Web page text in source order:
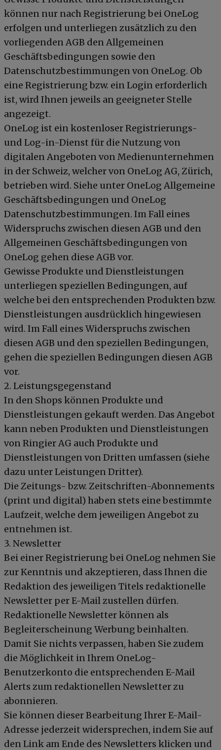
können nur nach Registrierung bei OneLog
erfolgen und unterliegen zusätzlich zu den
vorliegenden AGB den Allgemeinen
Geschäftsbedingungen sowie den
Datenschutzbestimmungen von OneLog. Ob
eine Registrierung bzw. ein Login erforderlich
ist, wird Ihnen jeweils an geeigneter Stelle
angezeigt.
OneLog ist ein kostenloser Registrierungs-
und Log-in-Dienst für die Nutzung von
digitalen Angeboten von Medienunternehmen
in der Schweiz, welcher von OneLog AG, Zürich,
betrieben wird. Siehe unter OneLog Allgemeine
Geschäftsbedingungen und OneLog
Datenschutzbestimmungen. Im Fall eines
Widerspruchs zwischen diesen AGB und den
Allgemeinen Geschäftsbedingungen von
OneLog gehen diese AGB vor.
Gewisse Produkte und Dienstleistungen
unterliegen speziellen Bedingungen, auf
welche bei den entsprechenden Produkten bzw.
Dienstleistungen ausdrücklich hingewiesen
wird. Im Fall eines Widerspruchs zwischen
diesen AGB und den speziellen Bedingungen,
gehen die speziellen Bedingungen diesen AGB
vor.
2. Leistungsgegenstand
In den Shops können Produkte und
Dienstleistungen gekauft werden. Das Angebot
kann neben Produkten und Dienstleistungen
von Ringier AG auch Produkte und
Dienstleistungen von Dritten umfassen (siehe
dazu unter Leistungen Dritter).
Die Zeitungs- bzw. Zeitschriften-Abonnements
(print und digital) haben stets eine bestimmte
Laufzeit, welche dem jeweiligen Angebot zu
entnehmen ist.
3. Newsletter
Bei einer Registrierung bei OneLog nehmen Sie
zur Kenntnis und akzeptieren, dass Ihnen die
Redaktion des jeweiligen Titels redaktionelle
Newsletter per E-Mail zustellen dürfen.
Redaktionelle Newsletter können als
Begleiterscheinung Werbung beinhalten.
Damit Sie nichts verpassen, haben Sie zudem
die Möglichkeit in Ihrem OneLog-
Benutzerkonto die entsprechenden E-Mail
Alerts zum redaktionellen Newsletter zu
abonnieren.
Sie können dieser Bearbeitung Ihrer E-Mail-
Adresse jederzeit widersprechen, indem Sie auf
den Link am Ende des Newsletters klicken und